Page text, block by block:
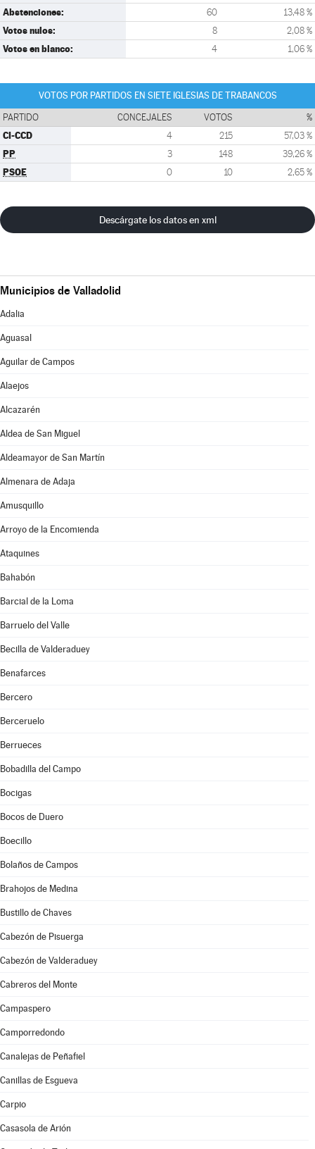
Abstenciones: 60 13,48 %
Votos nulos: 8 2,08 %
Votos en blanco: 4 1,06 %
VOTOS POR PARTIDOS EN SIETE IGLESIAS DE TRABANCOS
PARTIDO CONCEJALES VOTOS %
CI-CCD 4 215 57,03 %
PP 3 148 39,26 %
PSOE 0 10 2,65 %
Descárgate los datos en xml
Municipios de Valladolid
Adalia
Aguasal
Aguilar de Campos
Alaejos
Alcazarén
Aldea de San Miguel
Aldeamayor de San Martín
Almenara de Adaja
Amusquillo
Arroyo de la Encomienda
Ataquines
Bahabón
Barcial de la Loma
Barruelo del Valle
Becilla de Valderaduey
Benafarces
Bercero
Berceruelo
Berrueces
Bobadilla del Campo
Bocigas
Bocos de Duero
Boecillo
Bolaños de Campos
Brahojos de Medina
Bustillo de Chaves
Cabezón de Pisuerga
Cabezón de Valderaduey
Cabreros del Monte
Campaspero
Camporredondo
Canalejas de Peñafiel
Canillas de Esgueva
Carpio
Casasola de Arión